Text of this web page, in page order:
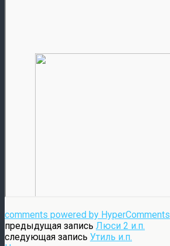
comments powered by HyperComments
предыдущая запись Люси 2 и.п.
следующая запись Утиль и.п.